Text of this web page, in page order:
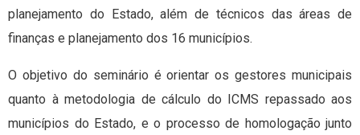
planejamento do Estado, além de técnicos das áreas de
finanças e planejamento dos 16 municípios.
O objetivo do seminário é orientar os gestores municipais
quanto à metodologia de cálculo do ICMS repassado aos
municípios do Estado, e o processo de homologação junto